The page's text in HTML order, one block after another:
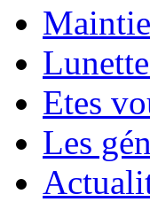
Etes
Les